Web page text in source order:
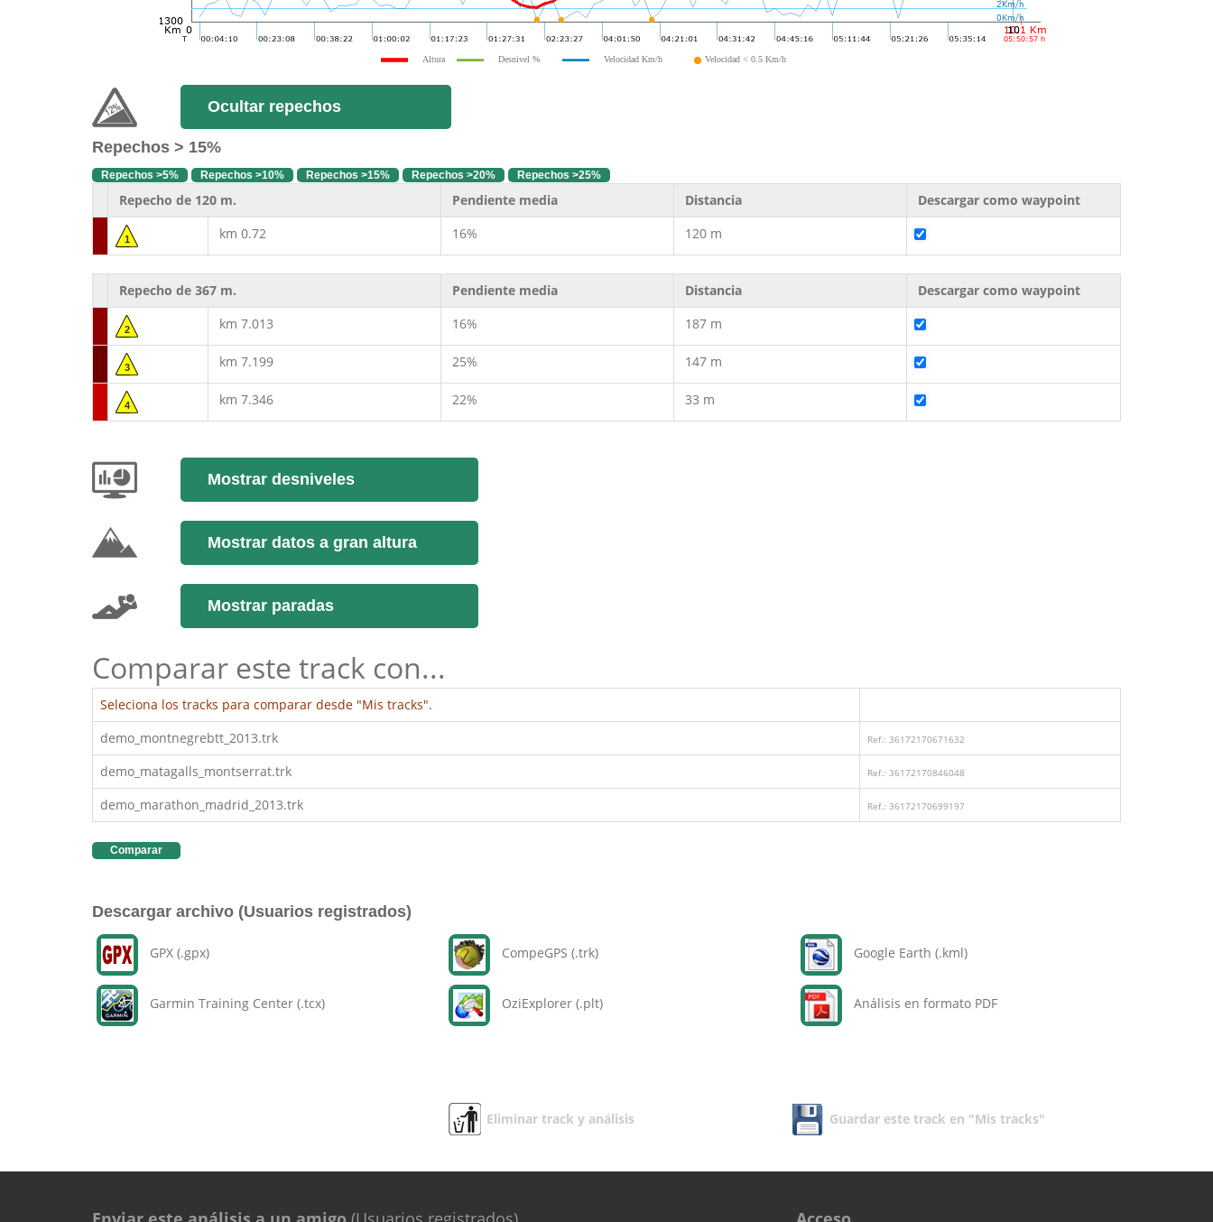
Altura Desnivel % Velocidad Km/h Velocidad < 0.5 Km/h
Ocultar repechos
Repechos > 15%
Repechos >5% Repechos >10% Repechos >15% Repechos >20% Repechos >25%
Repecho de 120 m. Pendiente media Distancia Descargar como waypoint
1 km 0.72 16% 120 m
Repecho de 367 m. Pendiente media Distancia Descargar como waypoint
2 km 7.013 16% 187 m
3 km 7.199 25% 147 m
4 km 7.346 22% 33 m
Mostrar desniveles
Mostrar datos a gran altura
Mostrar paradas
Comparar este track con...
Seleciona los tracks para comparar desde "Mis tracks".
demo_montnegrebtt_2013.trk
Ref.: 36172170671632
demo_matagalls_montserrat.trk Ref.: 36172170846048
demo_marathon_madrid_2013.trk Ref.: 36172170699197
Comparar
Descargar archivo (Usuarios registrados)
GPX (.gpx)
Garmin Training Center (.tcx)
CompeGPS (.trk)
OziExplorer (.plt)
Google Earth (.kml)
Análisis en formato PDF
Eliminar track y análisis Guardar este track en "Mis tracks"